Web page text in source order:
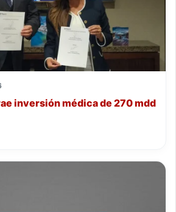
inversión médica de 270 mdd